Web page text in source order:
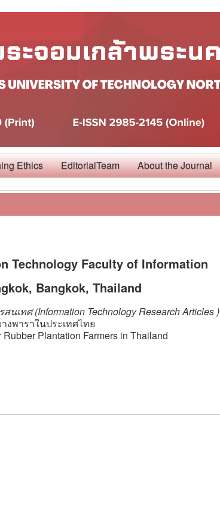
Ethics EditorialTeam About the Journal
Technology Faculty of Information
Bangkok, Thailand
เทศ (Information Technology Research Articles )
งพาราในประเทศไทย
Plantation Farmers in Thailand